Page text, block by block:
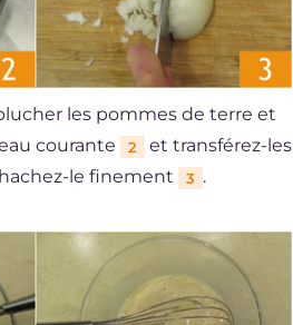
les pommes de terre et
courante 2
et transférez-les
le finement
3 .